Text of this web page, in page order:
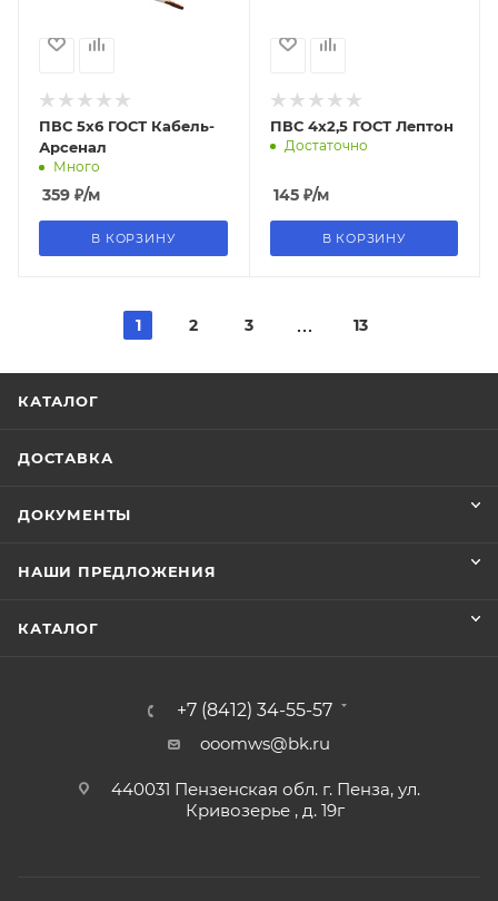
ПВС 5х6 ГОСТ Кабель-
Арсенал
Много
359 ₽/м
В КОРЗИНУ
ПВС 4х2,5 ГОСТ Лептон
Достаточно
145₽/м
В КОРЗИНУ
1 2 3 13
КАТАЛОГ
ДОСТАВКА
ДОКУМЕНТЫ
НАШИ ПРЕДЛОЖЕНИЯ
КАТАЛОГ
+7 (8412) 34-55-57
ooomws@bk.ru
440031 Пензенская обл. г. Пенза, ул.
Кривозерье , д. 19г